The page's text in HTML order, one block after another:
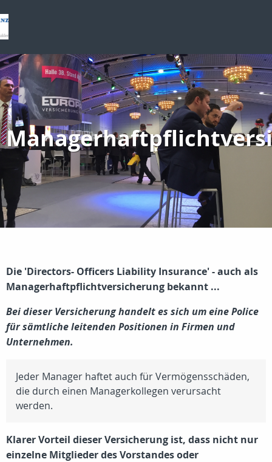
Die 'Directors- Officers Liability Insurance' - auch als
Managerhaftpflichtversicherung bekannt ...
Bei dieser Versicherung handelt es sich um eine Police
für sämtliche leitenden Positionen in Firmen und
Unternehmen.
Jeder Manager haftet auch für Vermögensschäden,
die durch einen Managerkollegen verursacht
werden.
Klarer Vorteil dieser Versicherung ist, dass nicht nur
einzelne Mitglieder des Vorstandes oder